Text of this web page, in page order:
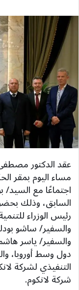
عقد الدكتور
مساء اليوم بمقر
اجتماعًا مع السيد/
السابق، وذلك
رئيس الوزراء
والسفير/ ساشو
والسفير/ ياسر
دول وسط أوروبا،
شركة لانكوم.